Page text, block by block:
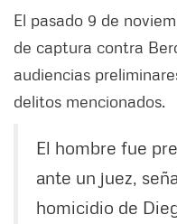
El pasado 9 de
de captura contra
audiencias
delitos mencionados.
El hombre fue
ante un juez,
homicidio de